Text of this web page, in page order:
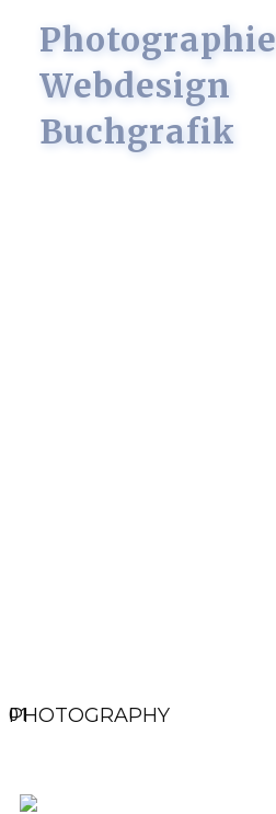
Photographie
Webdesign
Buchgrafik
01
PHOTOGRAPHY